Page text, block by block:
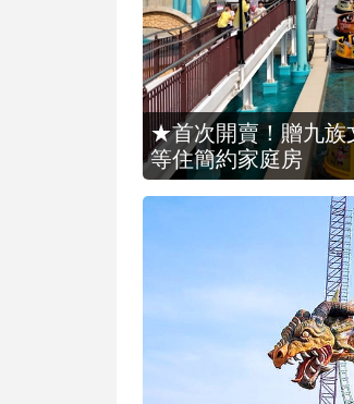
★首次開賣！贈九族
等住簡約家庭房